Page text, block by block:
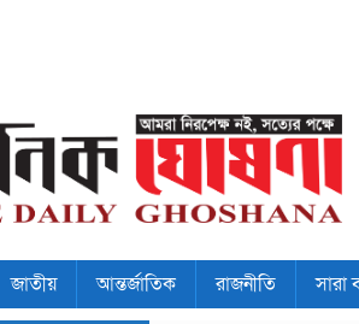
জাতীয় আন্তর্জাতিক রাজনীতি সারা